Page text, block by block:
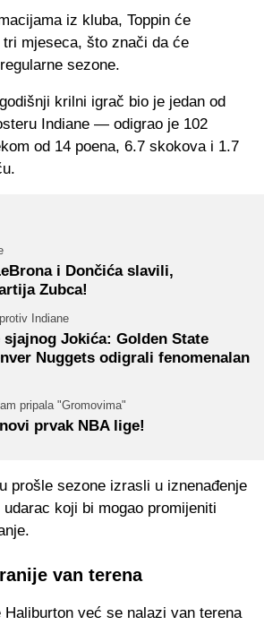
iz kluba, Toppin će
tri mjeseca, što znači da će
sezone.
krilni igrač bio je jedan od
Indiane — odigrao je 102
od 14 poena, 6.7 skokova i 1.7
i Dončića slavili,
Zubca!
Indiane
Jokića: Golden State
Nuggets odigrali fenomenalan
pripala "Gromovima"
prvak NBA lige!
prošle sezone izrasli u iznenađenje
koji bi mogao promijeniti
van terena
Haliburton već se nalazi van terena